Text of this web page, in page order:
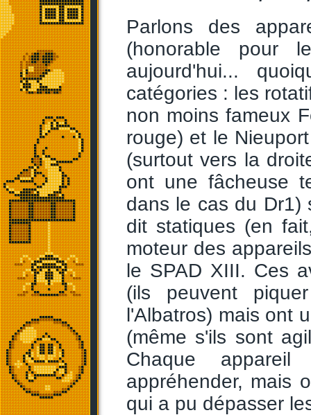
Parlons des
(honorable pour
aujourd'hui...
catégories : les
non moins fameux
rouge) et le
(surtout vers la
ont une fâcheuse
dans le cas du Dr1)
dit statiques (en
moteur des
le SPAD XIII. Ces
(ils peuvent
l'Albatros) mais ont
(même s'ils sont
Chaque
appréhender, mais
qui a pu dépasser